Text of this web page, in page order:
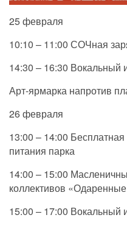
25 февраля
10:10 – 11:00 СОЧная
14:30 – 16:30 Вокальный
Арт-ярмарка напротив
26 февраля
13:00 – 14:00
питания парка
14:00 – 15:00
коллективов
15:00 – 17:00 Вокальный